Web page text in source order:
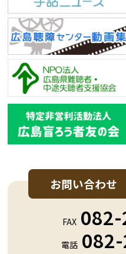
お問い合わせ
FAX
電話